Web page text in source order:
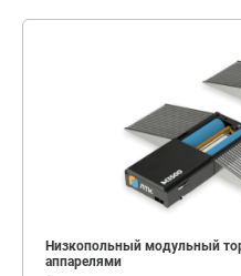
Низкопольный модульный
аппарелями